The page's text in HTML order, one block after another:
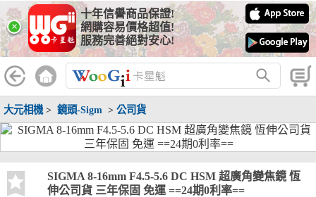
×
十年信譽商品保證!
網購容易價格超值!
服務完善絕對安心!
大元相機 > 鏡頭-Sigm > 公司貨
SIGMA 8-16mm F4.5-5.6 DC HSM 超廣角變焦鏡 恆
伸公司貨 三年保固 免運 ==24期0利率==
線上分期銀行
WooGii 與 綠界 合作，『信用卡分期付款』 與 『信用卡零利率
分期付款』 的配合銀行如下：
分期期數 提供分期之銀行
兆豐銀行、合作金庫、第一銀行、華南銀行、
彰化銀行、上海銀行、富邦銀行、國泰世華、
台灣企銀、台中銀行、匯豐銀行、華泰銀行、
銀、元大銀行、永豐銀行、玉山銀行、凱基銀
行、星展銀行、台新銀行、安泰銀行、中國信